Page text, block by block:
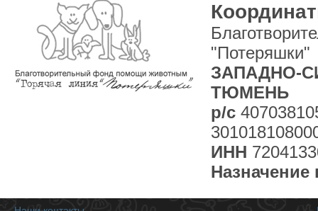
"Потеряшки"
ЗАПАДНО-
ТЮМЕНЬ
р/с
ИНН
Назначение